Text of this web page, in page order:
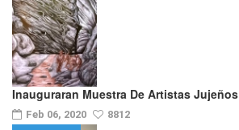
Inauguraran Muestra De Artistas Jujeños
Feb 06, 2020 8812